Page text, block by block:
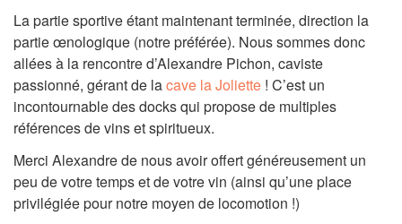
La partie sportive étant maintenant terminée, direction la
partie œnologique (notre préférée). Nous sommes donc
allées à la rencontre d’Alexandre Pichon, caviste
passionné, gérant de lacave la Joliette ! C’est un
incontournable des docks qui propose de multiples
références de vins et spiritueux.
Merci Alexandre de nous avoir offert généreusement un
peu de votre temps et de votre vin (ainsi qu’une place
privilégiée pour notre moyen de locomotion !)